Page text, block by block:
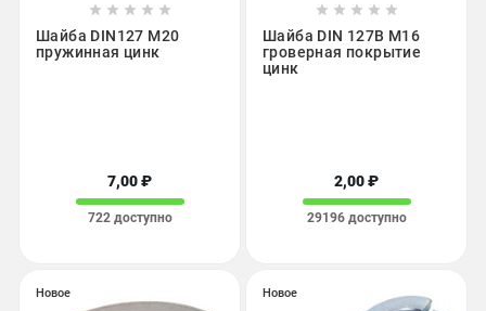
    
Шайба DIN127 М20
пружинная цинк
7,00 ₽
722 доступно
    
Шайба DIN 127B М16
гроверная покрытие
цинк
2,00 ₽
29196 доступно
Новое Новое